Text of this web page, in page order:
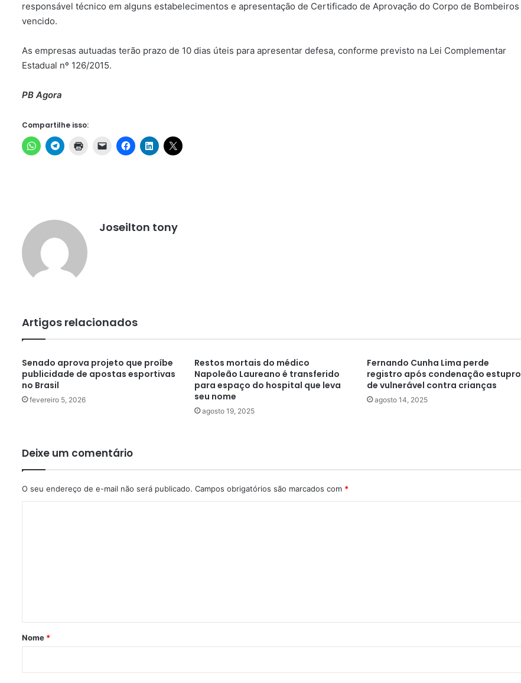
responsável técnico em alguns estabelecimentos e apresentação de Certificado de Aprovação do Corpo de Bombeiros
vencido.
As empresas autuadas terão prazo de 10 dias úteis para apresentar defesa, conforme previsto na Lei Complementar
Estadual nº 126/2015.
PB Agora
Compartilhe isso:
Joseilton tony
Artigos relacionados
Senado aprova projeto que proíbe
publicidade de apostas esportivas
no Brasil
fevereiro 5, 2026
Restos mortais do médico
Napoleão Laureano é transferido
para espaço do hospital que leva
seu nome
agosto 19, 2025
Fernando Cunha Lima perde
registro após condenação estupro
de vulnerável contra crianças
agosto 14, 2025
Deixe um comentário
O seu endereço de e-mail não será publicado. Campos obrigatórios são marcados com *
r
Nome *